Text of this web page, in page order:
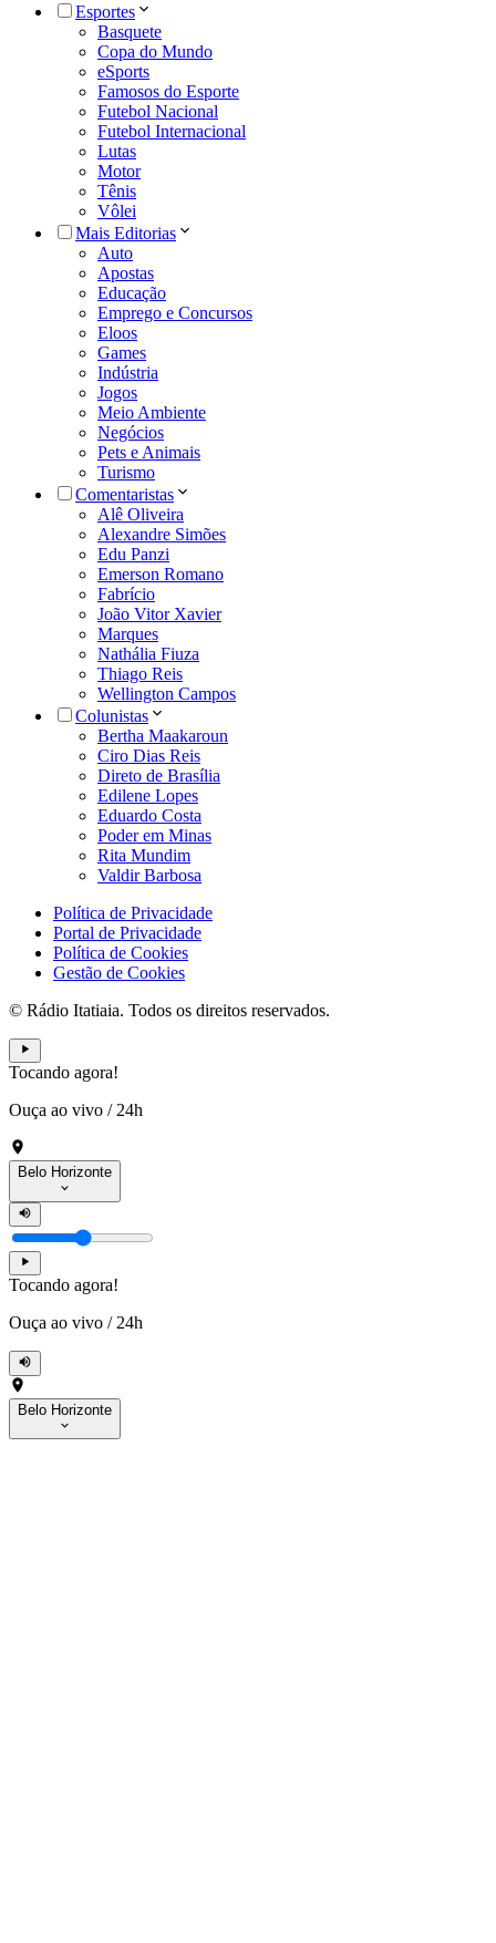
Esportes
Basquete
Copa do Mundo
eSports
Famosos do Esporte
Futebol Nacional
Futebol Internacional
Lutas
Motor
Tênis
Vôlei
Mais Editorias
Auto
Apostas
Educação
Emprego e Concursos
Eloos
Games
Indústria
Jogos
Meio Ambiente
Negócios
Pets e Animais
Turismo
Comentaristas
Alê Oliveira
Alexandre Simões
Edu Panzi
Emerson Romano
Fabrício
João Vitor Xavier
Marques
Nathália Fiuza
Thiago Reis
Wellington Campos
Colunistas
Bertha Maakaroun
Ciro Dias Reis
Direto de Brasília
Edilene Lopes
Eduardo Costa
Poder em Minas
Rita Mundim
Valdir Barbosa
Política de Privacidade
Portal de Privacidade
Política de Cookies
Gestão de Cookies
© Rádio Itatiaia. Todos os direitos reservados.
Tocando agora!
Ouça ao vivo / 24h
Belo Horizonte
Tocando agora!
Ouça ao vivo / 24h
Belo Horizonte